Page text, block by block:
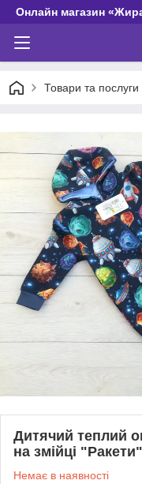
Онлайн магазин
Товари та послуги
Дитячий теплий
на змійці
Немає в наявності